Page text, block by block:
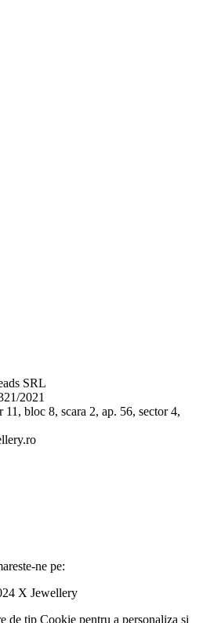
SRL
2021
bloc 8, scara 2, ap. 56, sector 4,
ne pe:
X Jewellery
de tip Cookie pentru a personaliza și